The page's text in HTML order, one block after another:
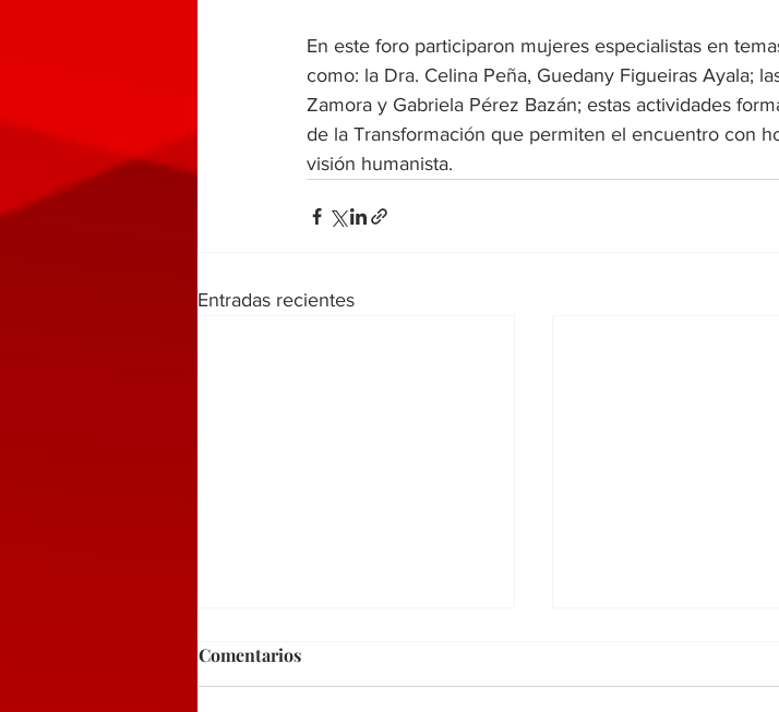
En este foro participaron mujeres especialistas en
como: la Dra. Celina Peña, Guedany Figueiras Ayala;
Zamora y Gabriela Pérez Bazán; estas actividades
de la Transformación que permiten el encuentro con
visión humanista.
Entradas recientes
Comentarios